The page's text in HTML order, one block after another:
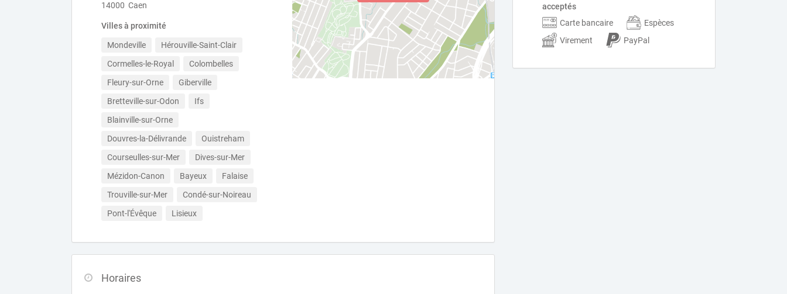
acceptés
Carte bancaire
Espèces
Virement
PayPal
14000 Caen
Villes à proximité
Mondeville
Hérouville-Saint-Clair
Cormelles-le-Royal
Colombelles
Fleury-sur-Orne
Giberville
Bretteville-sur-Odon
Ifs
Blainville-sur-Orne
Douvres-la-Délivrande
Ouistreham
Courseulles-sur-Mer
Dives-sur-Mer
Mézidon-Canon
Bayeux
Falaise
Trouville-sur-Mer
Condé-sur-Noireau
Pont-l'Évêque
Lisieux
Horaires